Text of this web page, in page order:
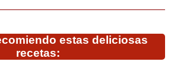
estas deliciosas
recetas: